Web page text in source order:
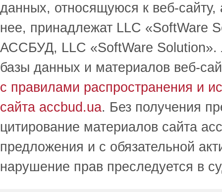
данных, относящуюся к веб-
нее, принадлежат LLC
АССБУД, LLC «SoftWare Solution».
базы данных и материалов веб-
с правилами распространения и
сайта accbud.ua. Без получения
цитирование материалов сайта
предложения и с обязательной
нарушение прав преследуется в